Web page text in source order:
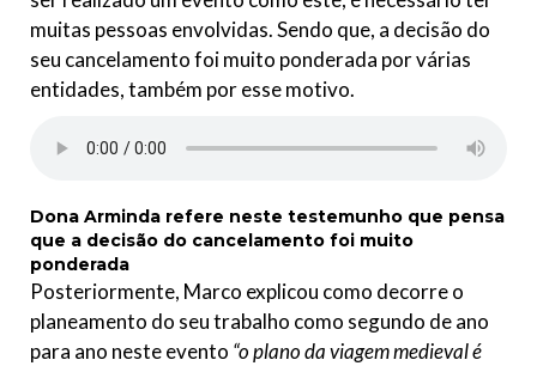
muitas pessoas envolvidas. Sendo que, a decisão do
seu cancelamento foi muito ponderada por várias
entidades, também por esse motivo.
Dona Arminda refere neste testemunho que pensa
que a decisão do cancelamento foi muito
ponderada
Posteriormente, Marco explicou como decorre o
planeamento do seu trabalho como segundo de ano
para ano neste evento “o plano da viagem medieval é